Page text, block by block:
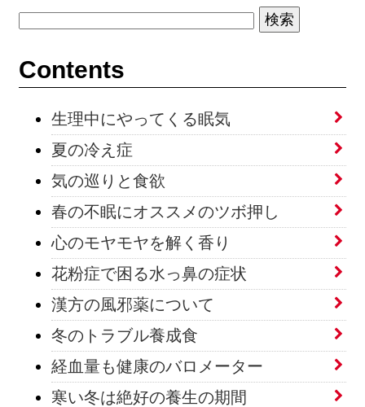
Contents
生理中にやってくる眠気
夏の冷え症
気の巡りと食欲
春の不眠にオススメのツボ押し
心のモヤモヤを解く香り
花粉症で困る水っ鼻の症状
漢方の風邪薬について
冬のトラブル養成食
経血量も健康のバロメーター
寒い冬は絶好の養生の期間